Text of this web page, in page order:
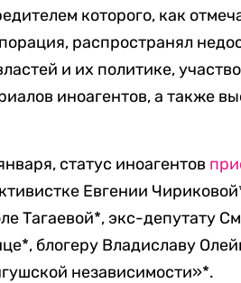
которого, как
распространял
и их политике,
иноагентов, а также
статус иноагентов
Евгении
Тагаевой*, экс-депутату
блогеру Владиславу
независимости»*.